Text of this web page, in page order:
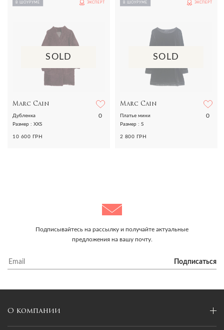
В ШОУРУМЕ ЭКСПЕРТ
SOLD
Marc Cain
0
Дубленка
Размер : XXS
10 600 ГРН
В ШОУРУМЕ ЭКСПЕРТ
SOLD
Marc Cain
0
Платье мини
Размер : S
2 800 ГРН
Подписывайтесь на рассылку и получайте актуальные
предложения на вашу почту.
Подписаться
О компании